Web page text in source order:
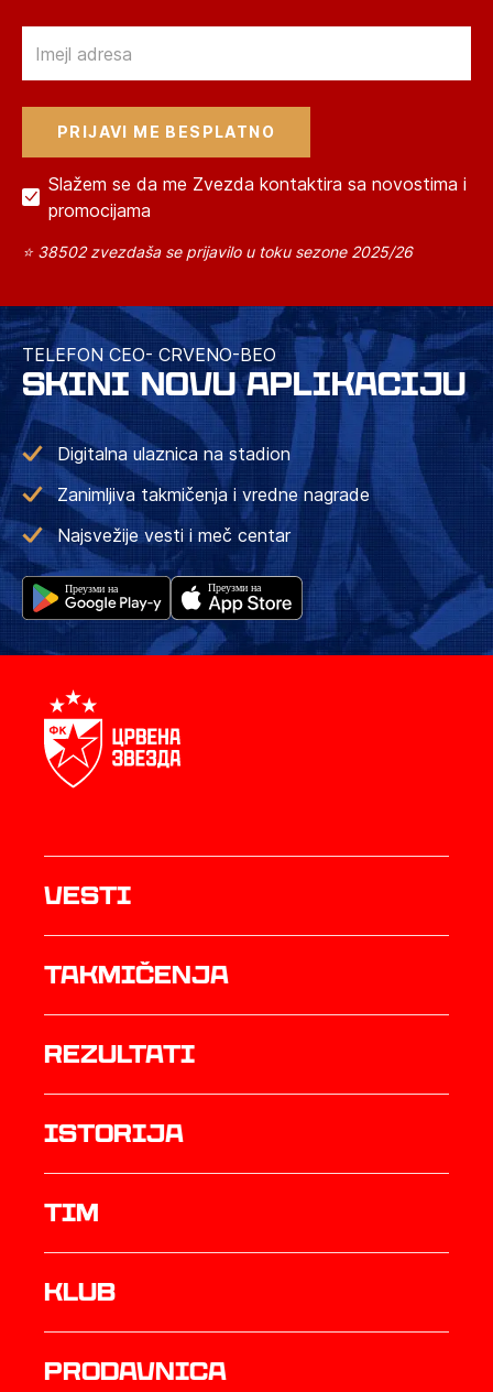
Slažem se da me Zvezda kontaktira sa novostima i
promocijama
⭐ 38502 zvezdaša se prijavilo u toku sezone 2025/26
TELEFON CEO- CRVENO-BEO
SKINI NOVU APLIKACIJU
Digitalna ulaznica na stadion
Zanimljiva takmičenja i vredne nagrade
Najsvežije vesti i meč centar
Vesti
Takmičenja
rezultati
istorija
TIM
Klub
prodavnica